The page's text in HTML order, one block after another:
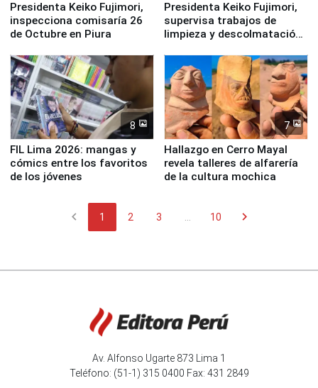
Presidenta Keiko Fujimori,
inspecciona comisaría 26
de Octubre en Piura
Presidenta Keiko Fujimori,
supervisa trabajos de
limpieza y descolmatación
8
FIL Lima 2026: mangas y
cómics entre los favoritos
de los jóvenes
7
Hallazgo en Cerro Mayal
revela talleres de alfarería
de la cultura mochica
chevron_left 1 2 3 10 chevron_right
Av. Alfonso Ugarte 873 Lima 1
Teléfono: (51-1) 315 0400 Fax: 431 2849